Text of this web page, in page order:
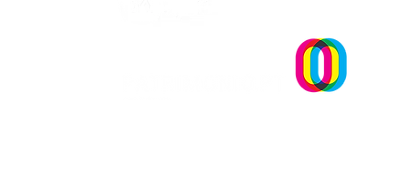
estará presente na AR&PA